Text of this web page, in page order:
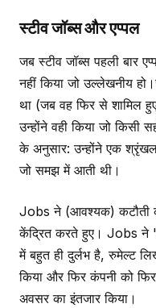
स्टीव जॉब्स और एप्पल
जब स्टीव जॉब्स पहली बार
नहीं किया जो उल्लेखनीय
था (जब वह फिर से शामिल
उन्होंने वही किया जो किसी
के अनुसार: उन्होंने एक
जो समझ में आती थी।
Jobs ने (आवश्यक) कटौती
केंद्रित करते हुए। Jobs ने
में बहुत ही दुर्लभ है, रुमेल्ट
किया और फिर कंपनी को
अवसर का इंतजार किया।